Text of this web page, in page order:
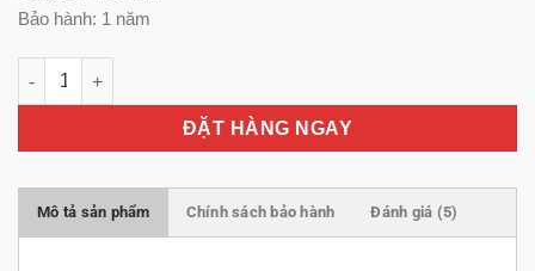
Bảo hành: 1 năm
Đèn diệt côn trùng DS-D82 số lượng
ĐẶT HÀNG NGAY
Mô tả sản phẩm Chính sách bảo hành Đánh giá (5)